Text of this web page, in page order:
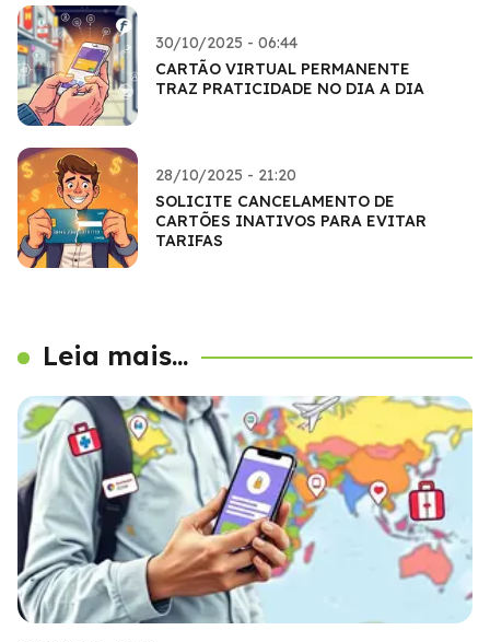
30/10/2025 - 06:44
CARTÃO VIRTUAL PERMANENTE
TRAZ PRATICIDADE NO DIA A DIA
28/10/2025 - 21:20
SOLICITE CANCELAMENTO DE
CARTÕES INATIVOS PARA EVITAR
TARIFAS
Leia mais...